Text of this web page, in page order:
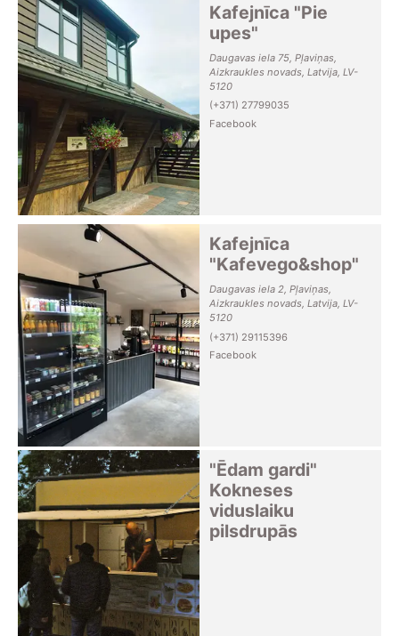
Kafejnīca "Pie
upes"
Daugavas iela 75, Pļaviņas,
Aizkraukles novads, Latvija, LV-
5120
(+371) 27799035
Facebook
Kafejnīca
"Kafevego&shop"
Daugavas iela 2, Pļaviņas,
Aizkraukles novads, Latvija, LV-
5120
(+371) 29115396
Facebook
"Ēdam gardi"
Kokneses
viduslaiku
pilsdrupās